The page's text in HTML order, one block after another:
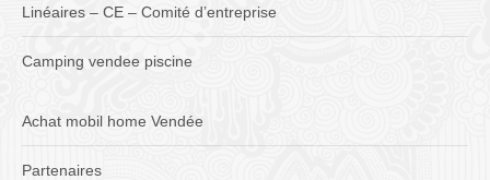
Linéaires – CE – Comité d’entreprise
Camping vendee piscine
Achat mobil home Vendée
Partenaires